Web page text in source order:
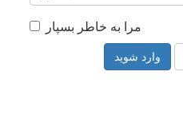
مرا به خاطر بسپار